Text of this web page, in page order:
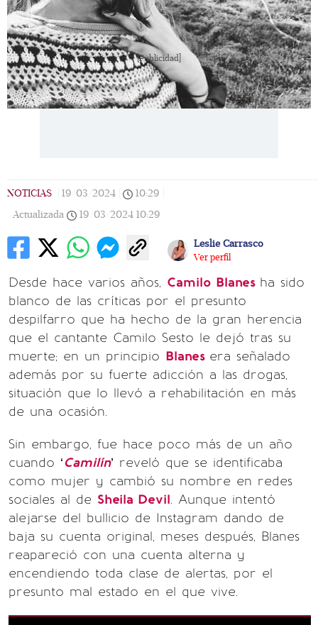
[Publicidad]
NOTICIAS 19/03/2024 10:29
Actualizada
19/03/2024 10:29
Leslie Carrasco
Ver perfil
Desde hace varios años, Camilo Blanes ha sido
blanco de las críticas por el presunto
despilfarro que ha hecho de la gran herencia
que el cantante Camilo Sesto le dejó tras su
muerte; en un principio Blanes era señalado
además por su fuerte adicción a las drogas,
situación que lo llevó a rehabilitación en más
de una ocasión.
Sin embargo, fue hace poco más de un año
cuando ‘Camilín’ reveló que se identificaba
como mujer y cambió su nombre en redes
sociales al de Sheila Devil. Aunque intentó
alejarse del bullicio de Instagram dando de
baja su cuenta original, meses después, Blanes
reapareció con una cuenta alterna y
encendiendo toda clase de alertas, por el
presunto mal estado en el que vive.